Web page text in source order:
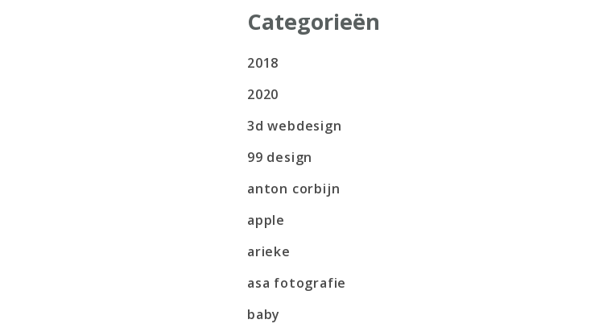
Categorieën
2018
2020
3d webdesign
99 design
anton corbijn
apple
arieke
asa fotografie
baby